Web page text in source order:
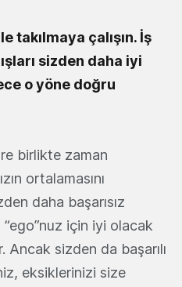
takılmaya çalışın. İş
sizden daha iyi
o yöne doğru
birlikte zaman
ortalamasını
daha başarısız
“ego”nuz için iyi olacak
sizden da başarılı
eksiklerinizi size